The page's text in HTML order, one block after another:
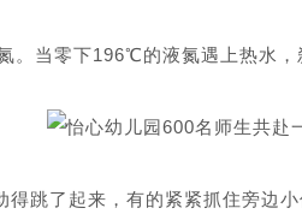
当零下196℃的液氮遇上热水，
跳了起来，有的紧紧抓住旁边